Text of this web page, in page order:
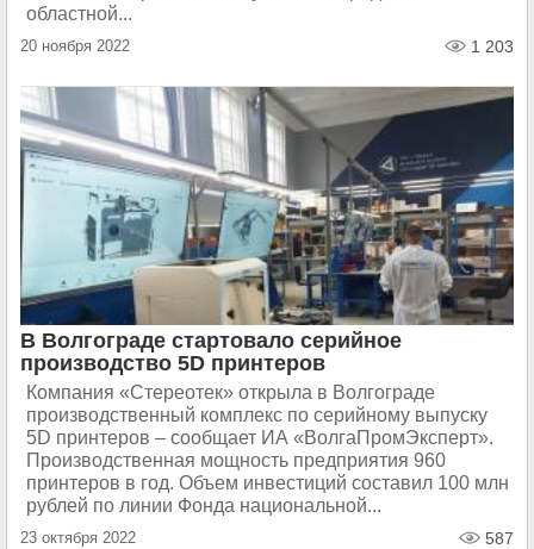
областной...
20 ноября 2022 1 203
В Волгограде стартовало серийное
производство 5D принтеров
Компания «Стереотек» открыла в Волгограде
производственный комплекс по серийному выпуску
5D принтеров – сообщает ИА «ВолгаПромЭксперт».
Производственная мощность предприятия 960
принтеров в год. Объем инвестиций составил 100 млн
рублей по линии Фонда национальной...
23 октября 2022 587